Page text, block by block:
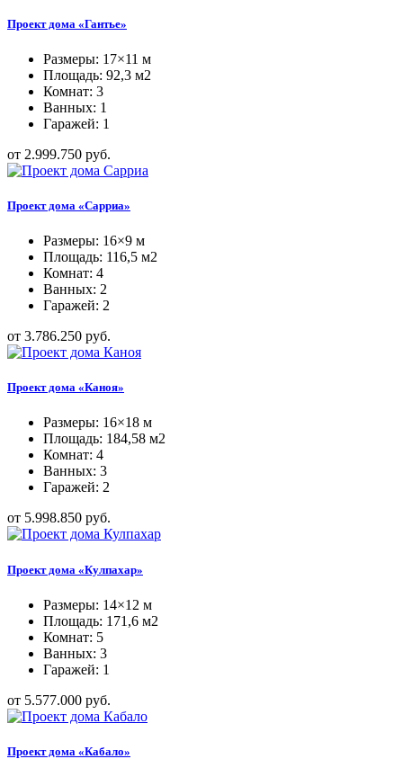
Проект дома «Гантье»
Размеры: 17×11 м
Площадь: 92,3 м2
Комнат: 3
Ванных: 1
Гаражей: 1
от 2.999.750 руб.
Проект дома «Сарриа»
Размеры: 16×9 м
Площадь: 116,5 м2
Комнат: 4
Ванных: 2
Гаражей: 2
от 3.786.250 руб.
Проект дома «Каноя»
Размеры: 16×18 м
Площадь: 184,58 м2
Комнат: 4
Ванных: 3
Гаражей: 2
от 5.998.850 руб.
Проект дома «Кулпахар»
Размеры: 14×12 м
Площадь: 171,6 м2
Комнат: 5
Ванных: 3
Гаражей: 1
от 5.577.000 руб.
Проект дома «Кабало»